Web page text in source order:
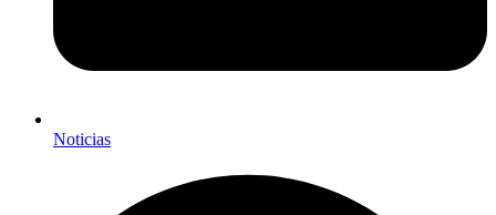
Noticias